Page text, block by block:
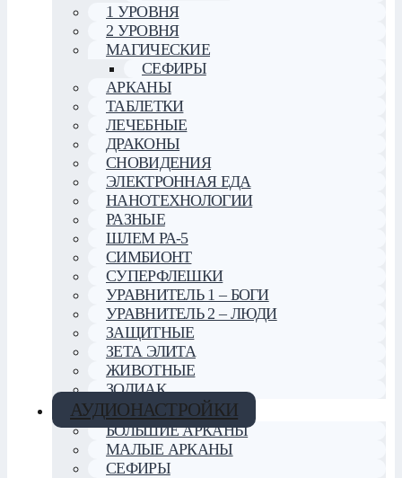
1 УРОВНЯ
2 УРОВНЯ
МАГИЧЕСКИЕ
СЕФИРЫ
АРКАНЫ
ТАБЛЕТКИ
ЛЕЧЕБНЫЕ
ДРАКОНЫ
СНОВИДЕНИЯ
ЭЛЕКТРОННАЯ ЕДА
НАНОТЕХНОЛОГИИ
РАЗНЫЕ
ШЛЕМ РА-5
СИМБИОНТ
СУПЕРФЛЕШКИ
УРАВНИТЕЛЬ 1 – БОГИ
УРАВНИТЕЛЬ 2 – ЛЮДИ
ЗАЩИТНЫЕ
ЗЕТА ЭЛИТА
ЖИВОТНЫЕ
ЗОДИАК
АУДИОНАСТРОЙКИ
БОЛЬШИЕ АРКАНЫ
МАЛЫЕ АРКАНЫ
СЕФИРЫ